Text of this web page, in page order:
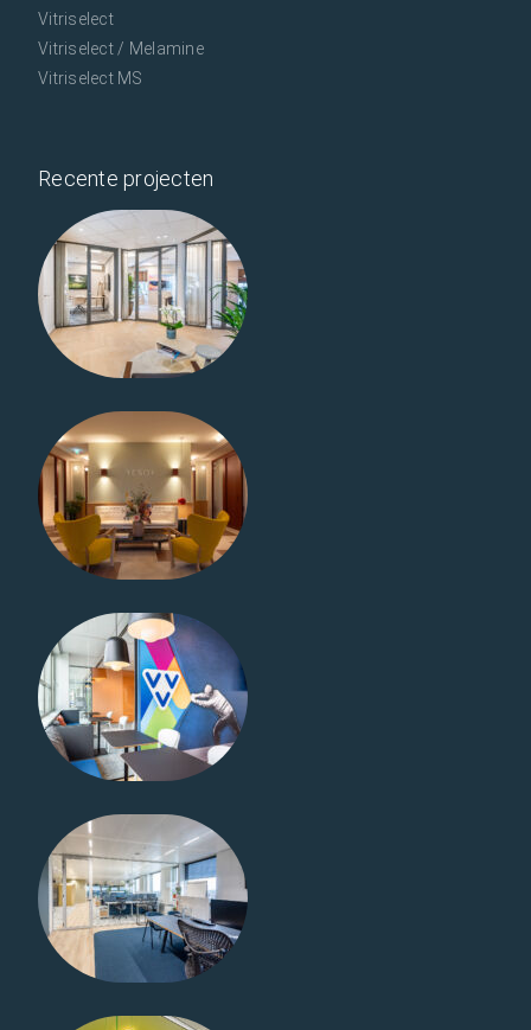
Vitriselect
Vitriselect / Melamine
Vitriselect MS
Recente projecten
Finenzo en
MIQA –
Deventer
Vitrilight
Museumplein
Amsterdam
Vitrilight
VVV Nederland
– Utrecht
Vitrilight Vitriline Staal
/ Melamine
Infin Arnhem
Vitrilight Vitriselect /
Melamine